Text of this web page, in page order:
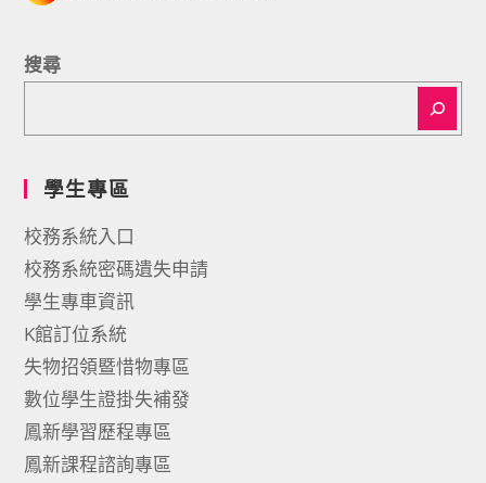
搜尋
學生專區
校務系統入口
校務系統密碼遺失申請
學生專車資訊
K館訂位系統
失物招領暨惜物專區
數位學生證掛失補發
鳳新學習歷程專區
鳳新課程諮詢專區